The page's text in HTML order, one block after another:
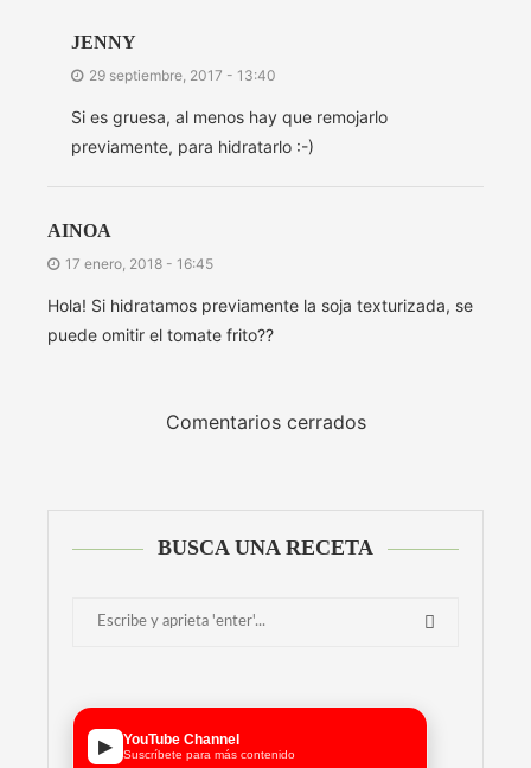
JENNY
29 septiembre, 2017 - 13:40
Si es gruesa, al menos hay que remojarlo
previamente, para hidratarlo :-)
AINOA
17 enero, 2018 - 16:45
Hola! Si hidratamos previamente la soja texturizada, se
puede omitir el tomate frito??
Comentarios cerrados
BUSCA UNA RECETA
▶ YouTube Channel
Suscríbete para más contenido